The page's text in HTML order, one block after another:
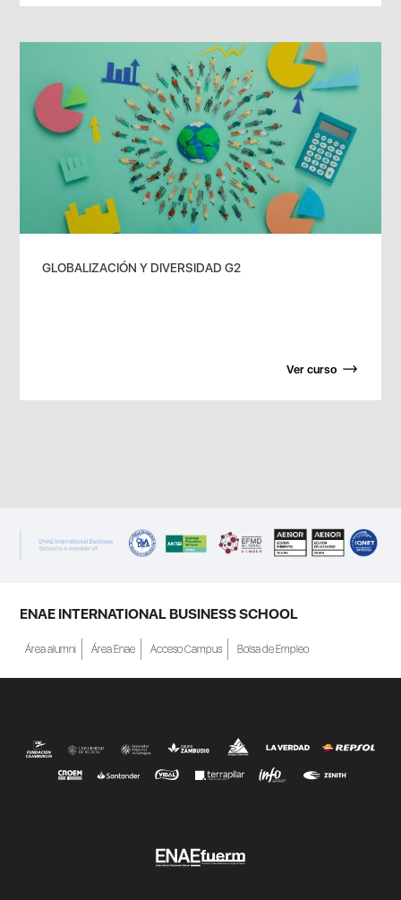
GLOBALIZACIÓN Y DIVERSIDAD G2
Ver curso
ENAE INTERNATIONAL BUSINESS SCHOOL
Área alumni Área Enae Acceso Campus Bolsa de Empleo